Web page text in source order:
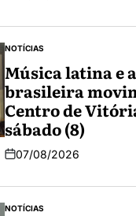
NOTÍCIAS
Música latina e
brasileira
Centro de
sábado (8)
07/08/2026
NOTÍCIAS